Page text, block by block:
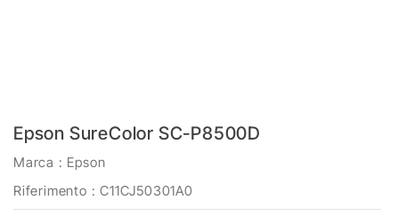
Epson SureColor SC-P8500D
Marca : Epson
Riferimento : C11CJ50301A0